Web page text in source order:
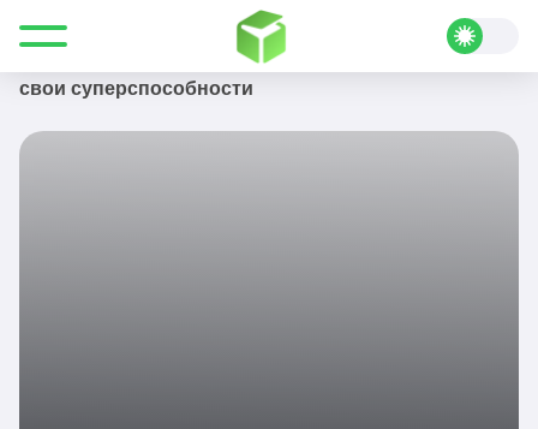
Все для Minecraft
Новости
В Майнкрафт появится “суперсемейка”. Проявите
свои суперспособности